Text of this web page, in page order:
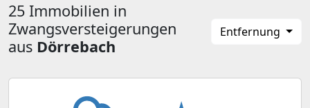
25 Immobilien in
Zwangsversteigerungen
aus Dörrebach
Entfernung